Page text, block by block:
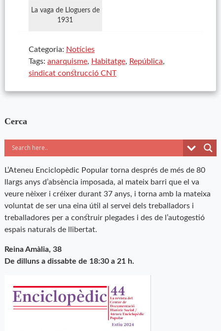
La vaga de Lloguers de
1931
Categoria: Notícies
Tags: anarquisme, Habitatge, República,
sindicat construcció CNT
Cerca
L’Ateneu Enciclopèdic Popular torna després de més de 80
llargs anys d’absència imposada, al mateix barri que el va
veure nèixer i créixer durant 37 anys, i torna amb la mateixa
voluntat de ser una eina útil al servei dels treballadors i
treballadores per a construir plegades i des de l’autogestió
espais naturals de llibertat.
Reina Amàlia, 38
De dilluns a dissabte de 18:30 a 21 h.